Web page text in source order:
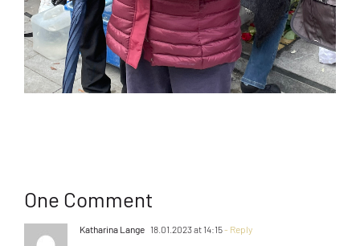
One Comment
Katharina Lange 18.01.2023 at 14:15- Reply